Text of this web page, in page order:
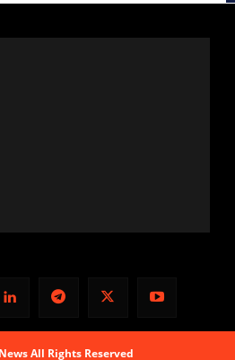
All Rights Reserved